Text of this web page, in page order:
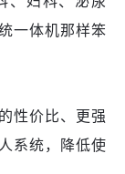
一体机那样笨
性价比、更强
系统，降低使